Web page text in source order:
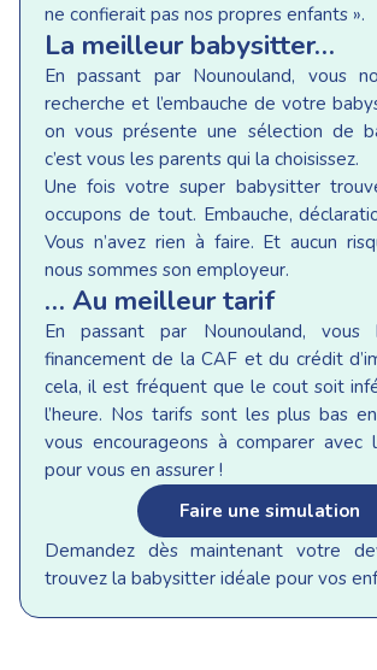
ne confierait pas nos propres enfants ».
La meilleur babysitter…
En passant par Nounouland, vous
recherche et l’embauche de votre
on vous présente une sélection de
c’est vous les parents qui la choisissez.
Une fois votre super babysitter
occupons de tout. Embauche,
Vous n’avez rien à faire. Et aucun
nous sommes son employeur.
… Au meilleur tarif
En passant par Nounouland, vous
financement de la CAF et du crédit
cela, il est fréquent que le cout soit
l’heure. Nos tarifs sont les plus bas
vous encourageons à comparer avec
pour vous en assurer !
Faire une simulation
Demandez dès maintenant votre
trouvez la babysitter idéale pour vos